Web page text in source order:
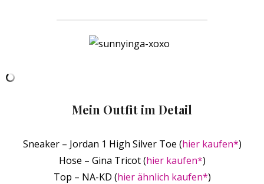
Mein Outfit im Detail
Sneaker – Jordan 1 High Silver Toe (hier kaufen*)
Hose – Gina Tricot (hier kaufen*)
Top – NA-KD (hier ähnlich kaufen*)